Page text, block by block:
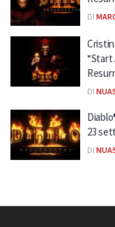
DI
“Start
DI
23
DI